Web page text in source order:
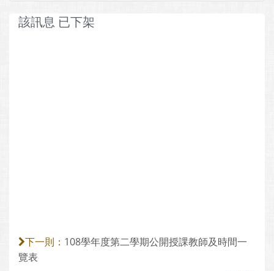
該訊息 已下架
下一則： 108學年度第二學期公開授課教師及時間一
覽表